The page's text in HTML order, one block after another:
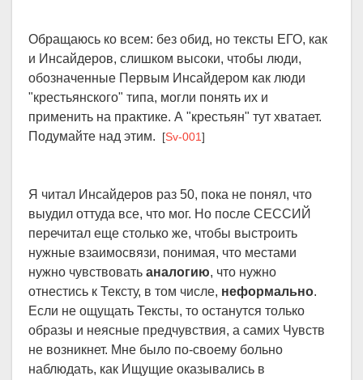
Обращаюсь ко всем: без обид, но тексты ЕГО, как
и Инсайдеров, слишком высоки, чтобы люди,
обозначенные Первым Инсайдером как люди
"крестьянского" типа, могли понять их и
применить на практике. А "крестьян" тут хватает.
Подумайте над этим. [Sv-001]
Я читал Инсайдеров раз 50, пока не понял, что
выудил оттуда все, что мог. Но после СЕССИЙ
перечитал еще столько же, чтобы выстроить
нужные взаимосвязи, понимая, что местами
нужно чувствовать аналогию, что нужно
отнестись к Тексту, в том числе, неформально.
Если не ощущать Тексты, то останутся только
образы и неясные предчувствия, а самих Чувств
не возникнет. Мне было по-своему больно
наблюдать, как Ищущие оказывались в